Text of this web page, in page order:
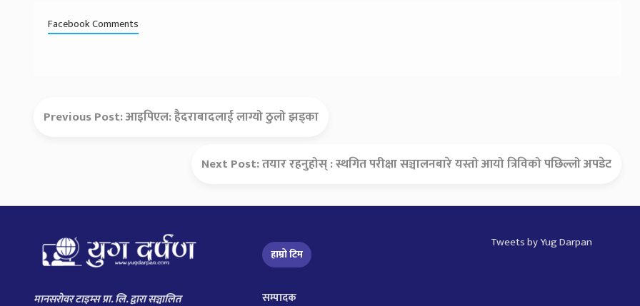
Facebook Comments
Previous Post:आइपिएल: हैदराबादलाई लाग्यो ठुलो झड्का
Next Post:तयार रहनुहोस् : स्थगित परीक्षा सञ्चालनबारे यस्तो आयो त्रिविको पछिल्लो अपडेट
मानसरोवर टाइम्स प्रा. लि. द्वारा सञ्चालित
हाम्रो टिम
सम्पादक
Tweets by Yug Darpan